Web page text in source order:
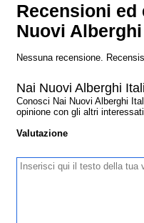
Recensioni ed
Nuovi
Nessuna recensione.
Nai Nuovi Alberghi
Conosci Nai Nuovi Alberghi
opinione con gli altri interessati.
Valutazione